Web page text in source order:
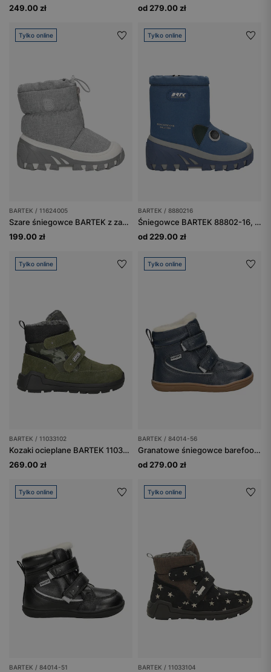
249.00 zł
od 279.00 zł
Tylko online
BARTEK / 11624005
Szare śniegowce BARTEK z zapięciem na zamek 11624005
199.00 zł
Tylko online
BARTEK / 8880216
Śniegowce BARTEK 88802-16, niebieski
od 229.00 zł
Tylko online
BARTEK / 11033102
Kozaki ocieplane BARTEK 11033102, zielony
269.00 zł
Tylko online
BARTEK / 84014-56
Granatowe śniegowce barefoot ocieplane wełną BARTEK 84014-56
od 279.00 zł
Tylko online
BARTEK / 84014-51
Tylko online
BARTEK / 11033104